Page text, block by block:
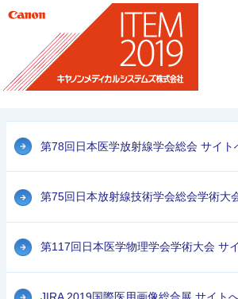
第78回日本医学放射線学会総会 サイト
第75回日本放射線技術学会総会学術大
第117回日本医学物理学会学術大会 サ